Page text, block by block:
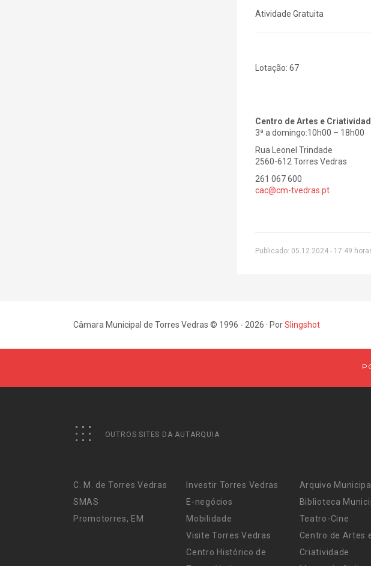
Atividade Gratuita
Lotação: 67
Centro de Artes e
3ª a domingo:10h00 – 18h00
Rua Leonel Trindade
2560-612 Torres Vedras
261 067 600
cac@cm-tvedras.pt
Publicado: 05.12.2024 - 17:49
Câmara Municipal de Torres Vedras © 1996 - 2026 · PorSlingshot
OUTROS SITES DA AUTARQUIA
C. M. de Torres Vedras
SMAS
Promotorres, EM
Investir Torres Vedras
E-negócios
Mobilidade
Visite Torres Vedras
Centro Histórico de
Arquivo
Biblioteca
Teatro-Cine
Centro de Artes
Criatividade